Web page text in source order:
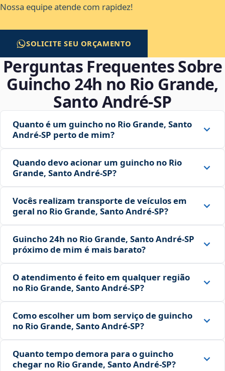
Nossa equipe atende com rapidez!
SOLICITE SEU ORÇAMENTO
Perguntas Frequentes Sobre
Guincho 24h no Rio Grande,
Santo André‑SP
Quanto é um guincho no Rio Grande, Santo
André‑SP perto de mim?
Quando devo acionar um guincho no Rio
Grande, Santo André‑SP?
Vocês realizam transporte de veículos em
geral no Rio Grande, Santo André‑SP?
Guincho 24h no Rio Grande, Santo André‑SP
próximo de mim é mais barato?
O atendimento é feito em qualquer região
no Rio Grande, Santo André‑SP?
Como escolher um bom serviço de guincho
no Rio Grande, Santo André‑SP?
Quanto tempo demora para o guincho
chegar no Rio Grande, Santo André‑SP?